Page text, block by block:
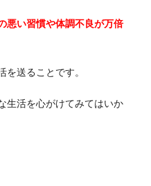
悪い習慣や体調不良が万倍
送ることです。
生活を心がけてみてはいか